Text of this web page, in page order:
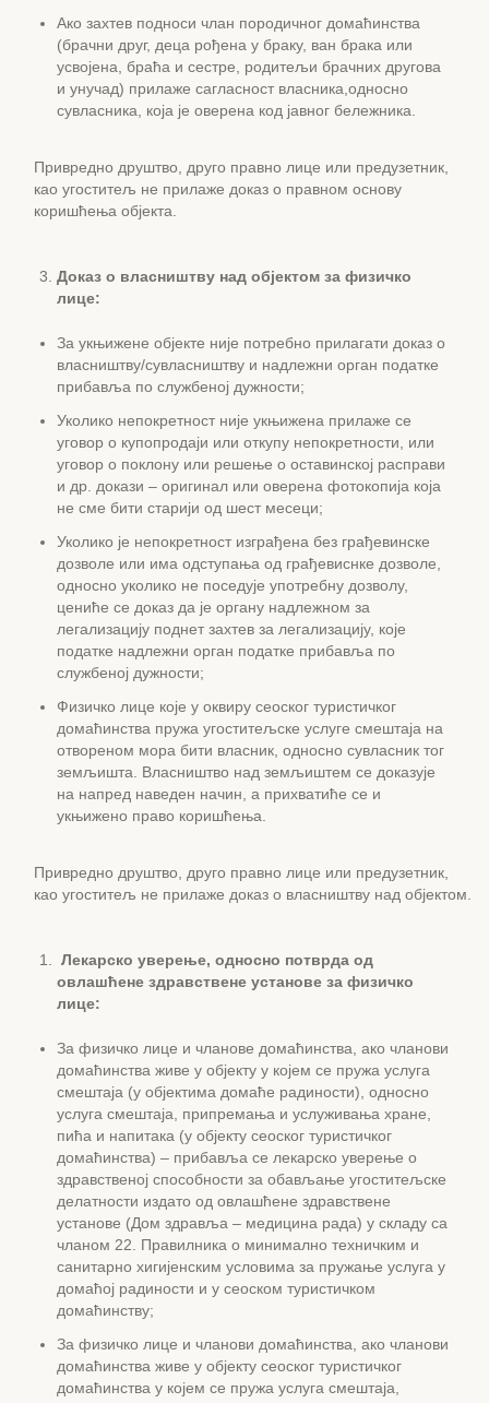
Ако захтев подноси члан породичног домаћинства
(брачни друг, деца рођена у браку, ван брака или
усвојена, браћа и сестре, родитељи брачних другова
и унучад) прилаже сагласност власника,односно
сувласника, која је оверена код јавног бележника.
Привредно друштво, друго правно лице или предузетник,
као угоститељ не прилаже доказ о правном основу
коришћења објекта.
Доказ о власништву над објектом за физичко
лице:
За укњижене објекте није потребно прилагати доказ о
власништву/сувласништву и надлежни орган податке
прибавља по службеној дужности;
Уколико непокретност није укњижена прилаже се
уговор о купопродаји или откупу непокретности, или
уговор о поклону или решење о оставинској расправи
и др. докази – оригинал или оверена фотокопија која
не сме бити старији од шест месеци;
Уколико је непокретност изграђена без грађевинске
дозволе или има одступања од грађевиснке дозволе,
односно уколико не поседује употребну дозволу,
цениће се доказ да је органу надлежном за
легализацију поднет захтев за легализацију, које
податке надлежни орган податке прибавља по
службеној дужности;
Физичко лице које у оквиру сеоског туристичког
домаћинства пружа угоститељске услуге смештаја на
отвореном мора бити власник, односно сувласник тог
земљишта. Власништво над земљиштем се доказује
на напред наведен начин, а прихватиће се и
укњижено право коришћења.
Привредно друштво, друго правно лице или предузетник,
као угоститељ не прилаже доказ о власништву над објектом.
Лекарско уверење, односно потврда од
овлашћене здравствене установе за физичко
лице:
За физичко лице и члановe домаћинства, ако чланови
домаћинства живе у објекту у којем се пружа услуга
смештаја (у објектима домаће радиности), односно
услуга смештаја, припремања и услуживања хране,
пића и напитака (у објекту сеоског туристичког
домаћинства) – прибавља се лекарско уверење о
здравственој способности за обављање угоститељске
делатности издато од овлашћене здравствене
установе (Дом здравља – медицина рада) у складу са
чланом 22. Правилника о минимално техничким и
санитарно хигијенским условима за пружање услуга у
домаћој радиности и у сеоском туристичком
домаћинству;
За физичко лице и чланови домаћинства, ако чланови
домаћинства живе у објекту сеоског туристичког
домаћинства у којем се пружа услуга смештаја,